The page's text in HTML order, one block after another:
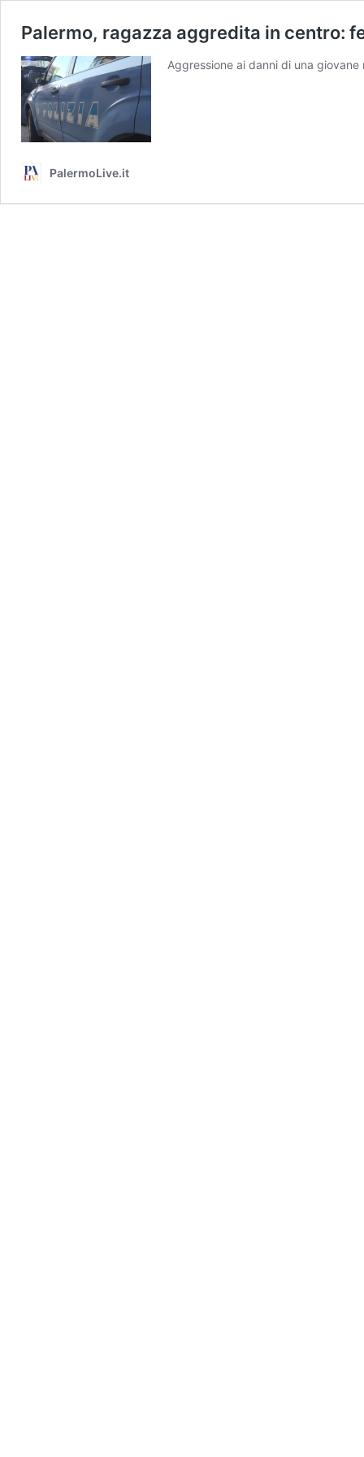
Palermo, ragazza aggredita in centro:
Aggressione ai danni di una
PalermoLive.it